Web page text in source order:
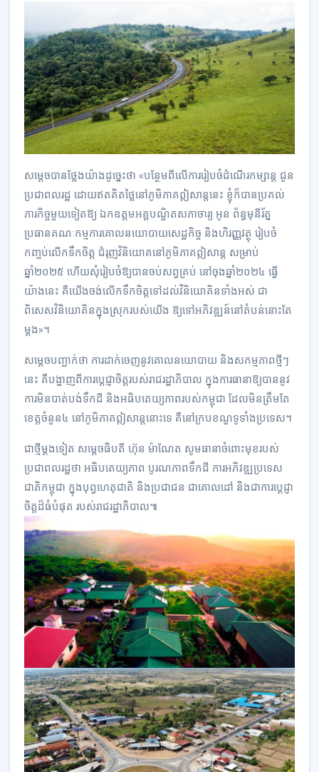
សម្តេចបានថ្លែងយ៉ាងដូច្នេះថា «បន្ថែមពីលើការរៀបចំដំណើរកម្សាន្ត ជូន
ប្រជាពលរដ្ឋ ដោយឥតគិតថ្លៃនៅភូមិភាគឦសាន្តនេះ ខ្ញុំក៏បានប្រគល់
ភារកិច្ចមួយទៀតឱ្យ ឯកឧត្តមអគ្គបណ្ឌិតសភាចារ្យ អូន ព័ន្ធមុនីរ័ត្ន
ប្រធានគណៈកម្មការគោលនយោបាយសេដ្ឋកិច្ច និងហិរញ្ញវត្ថុ រៀបចំ
កញ្ចប់លើកទឹកចិត្ត ជំរុញវិនិយោគនៅភូមិភាគឦសាន្ត សម្រាប់
ឆ្នាំ២០២៥ ហើយសុំរៀបចំឱ្យបានចប់សព្វគ្រប់ នៅចុងឆ្នាំ២០២៤ ធ្វើ
យ៉ាងនេះ គឺយើងចង់លើកទឹកចិត្តទៅដល់វិនិយោគិនទាំងអស់ ជា
ពិសេសវិនិយោគិនក្នុងស្រុករបស់យើង ឱ្យទៅអភិវឌ្ឍន៍នៅតំបន់នោះតែ
ម្តង»។
សម្តេចបញ្ជាក់ថា ការដាក់ចេញនូវគោលនយោបាយ និងសកម្មភាពថ្មីៗ
នេះ គឺបង្ហាញពីការប្តេជ្ញាចិត្តរបស់រាជរដ្ឋាភិបាល ក្នុងការធានាឱ្យបាននូវ
ការមិនបាត់បង់ទឹកដី និងអធិបតេយ្យភាពរបស់កម្ពុជា ដែលមិនត្រឹមតែ
ខេត្តចំនួន៤ នៅភូមិភាគឦសាន្តនោះទេ គឺនៅក្របខណ្ឌទូទាំងប្រទេស។
ជាថ្មីម្តងទៀត សម្តេចធិបតី ហ៊ុន ម៉ាណែត សូមធានាចំពោះមុខរបស់
ប្រជាពលរដ្ឋថា អធិបតេយ្យភាព បូរណភាពទឹកដី ការអភិវឌ្ឍប្រទេស
ជាតិកម្ពុជា ក្នុងបុព្វហេតុជាតិ និងប្រជាជន ជាគោលដៅ និងជាការប្តេជ្ញា
ចិត្តដ៏ធំបំផុត របស់រាជរដ្ឋាភិបាល៕